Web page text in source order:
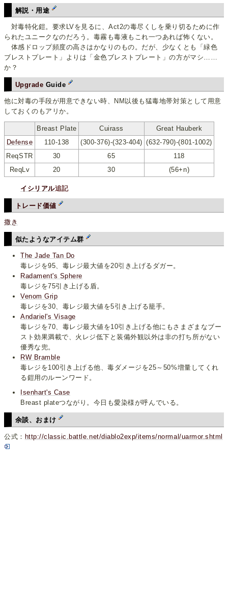
解説・用途
対毒特化鎧。要求LVを見るに、Act2の毒尽くしを乗り切るために作
られたユニークなのだろう。毒霧も毒液もこれ一つあれば怖くない。
体感ドロップ頻度の高さはかなりのもの。だが、少なくとも「緑色
ブレストプレート」よりは「金色ブレストプレート」の方がマシ……
か？
Upgrade Guide
他に対毒の手段が用意できない時、NM以後も猛毒地帯対策として用意
しておくのもアリか。
Breast Plate Cuirass
Great Hauberk
Defense
110-138 (300-376)-(323-404) (632-790)-(801-1002)
ReqSTR
30 65
118
ReqLv
20 30 (56+n)
イシリアル追記
トレード価値
撒き
似たようなアイテム群
The Jade Tan Do
毒レジを95、毒レジ最大値を20引き上げるダガー。
Radament's Sphere
毒レジを75引き上げる盾。
Venom Grip
毒レジを30、毒レジ最大値を5引き上げる籠手。
Andariel's Visage
毒レジを70、毒レジ最大値を10引き上げる他にもさまざまなブー
スト効果満載で、火レジ低下と装備外観以外は非の打ち所がない
優秀な兜。
RW Bramble
毒レジを100引き上げる他、毒ダメージを25～50%増量してくれ
る鎧用のルーンワード。
Isenhart's Case
Breast plateつながり。今日も愛染様が呼んでいる。
余談、おまけ
公式： http://classic.battle.net/diablo2exp/items/normal/uarmor.shtml